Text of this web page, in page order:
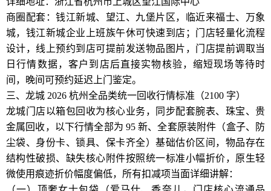
商圈配套：钱江新城、望江、九堡片区，临近来福士、万象
城，钱江新城企业上班族午休可快速到店；门店轻量化流程
设计，线上预约到店可提前发送物品图片，门店提前调取当
日行情数据，客户到店后直接实物核验，缩短现场等待时
间，晚间可预约延迟上门鉴定。
三、龙城 2026 杭州全品类统一回收行情标准（2100 字）
龙城门店以箱包回收为核心业务，同步配套腕表、珠宝、贵
金属回收，以下行情全部为 95 新、全套原装附件（盒子、防
尘袋、身份卡、锁具、保卡齐全）基础估价区间，物品存在
结构性破损、缺失核心附件按照统一标准小幅折价，原生轻
微使用痕迹折价幅度偏低，所有扣减项当面详细讲解：